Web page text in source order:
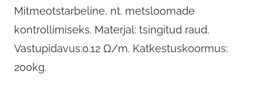
Mitmeotstarbeline, nt. metsloomade
kontrollimiseks. Materjal: tsingitud raud.
Vastupidavus:0.12 Ω/m. Katkestuskoormus:
200kg.